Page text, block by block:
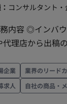
コンサルタント・
内容 ◎インバ
代理店から出稿
家族像から告知
アントの事業形態に合わせた企画と提
クライアントの
企業 業界のリードカ
求人
自社の商品・